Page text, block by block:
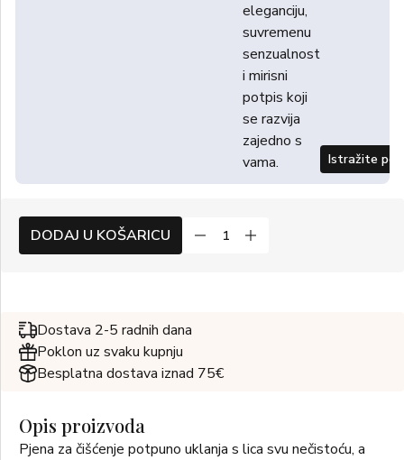
eleganciju,
suvremenu
senzualnost
i mirisni
potpis koji
se razvija
zajedno s
vama.
Istražite
DODAJ U KOŠARICU
Dostava 2-5 radnih dana
Poklon uz svaku kupnju
Besplatna dostava iznad 75€
Opis proizvoda
Pjena za čišćenje potpuno uklanja s lica svu nečistoću, a